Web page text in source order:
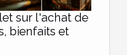
sur l'achat de
bienfaits et